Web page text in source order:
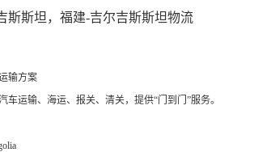
斯斯坦，福建-吉尔吉斯斯坦物流
输方案
车运输、海运、报关、清关，提供“门到门”服务。